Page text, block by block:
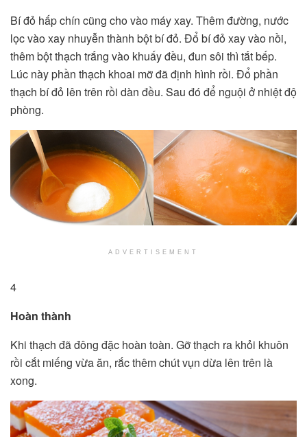
Bí đỏ hấp chín cũng cho vào máy xay. Thêm đường, nước
lọc vào xay nhuyễn thành bột bí đỏ. Đổ bí đỏ xay vào nồi,
thêm bột thạch trắng vào khuấy đều, đun sôi thì tắt bếp.
Lúc này phần thạch khoai mỡ đã định hình rồi. Đổ phần
thạch bí đỏ lên trên rồi dàn đều. Sau đó để nguội ở nhiệt độ
phòng.
ADVERTISEMENT
4
Hoàn thành
Khi thạch đã đông đặc hoàn toàn. Gỡ thạch ra khỏi khuôn
rồi cắt miếng vừa ăn, rắc thêm chút vụn dừa lên trên là
xong.